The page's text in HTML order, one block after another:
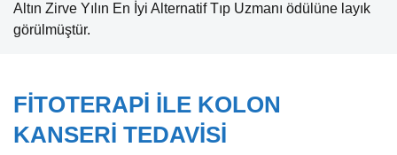
Altın Zirve Yılın En İyi Alternatif Tıp Uzmanı ödülüne layık
görülmüştür.
FİTOTERAPİ İLE KOLON
KANSERİ TEDAVİSİ